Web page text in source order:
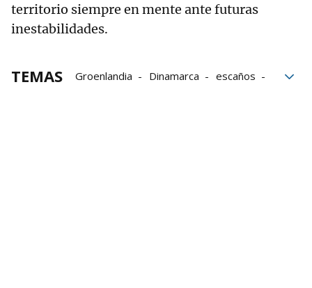
territorio siempre en mente ante futuras
inestabilidades.
TEMAS Groenlandia Dinamarca
escaños